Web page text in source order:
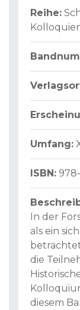
Reihe:
Umfang:
ISBN:
In der
als ein
die
diesem